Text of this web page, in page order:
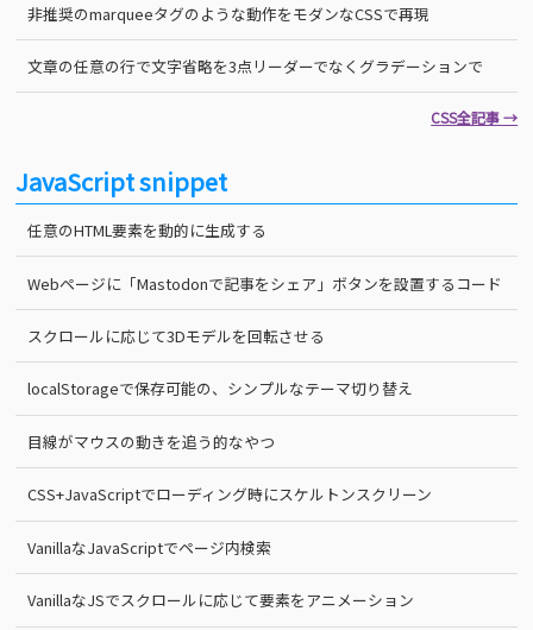
非推奨のmarqueeタグのような動作をモダンなCSSで再現
文章の任意の行で文字省略を3点リーダーでなくグラデーションで
CSS全記事 →
JavaScript snippet
任意のHTML要素を動的に生成する
Webページに「Mastodonで記事をシェア」ボタンを設置するコード
スクロールに応じて3Dモデルを回転させる
localStorageで保存可能の、シンプルなテーマ切り替え
目線がマウスの動きを追う的なやつ
CSS+JavaScriptでローディング時にスケルトンスクリーン
VanillaなJavaScriptでページ内検索
VanillaなJSでスクロールに応じて要素をアニメーション